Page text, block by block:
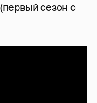
(первый сезон с